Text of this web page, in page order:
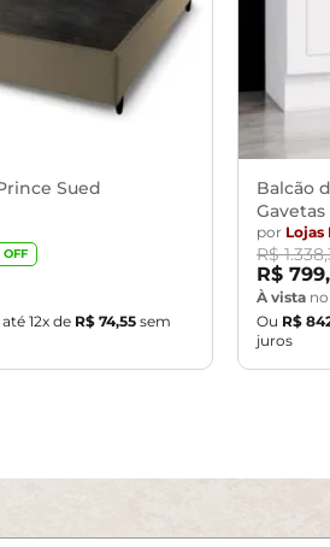
Sued
OFF
12x de R$ 74,55 sem
Balcão
por Lojas
R$ 1.338,
R$ 799,
À vista no
Ou R$
juros